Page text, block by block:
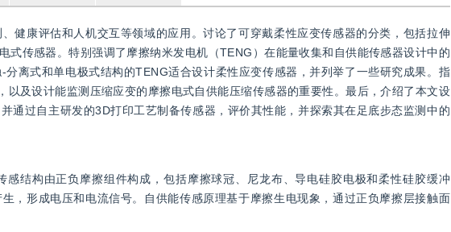
健康评估和人机交互等领域的应用。讨论了可穿戴柔性应变传感器的分类，包括拉伸
式传感器。特别强调了摩擦纳米发电机（TENG）在能量收集和自供能传感器设计中的
离式和单电极式结构的TENG适合设计柔性应变传感器，并列举了一些研究成果。指
及设计能监测压缩应变的摩擦电式自供能压缩传感器的重要性。最后，介绍了本文设
通过自主研发的3D打印工艺制备传感器，评价其性能，并探索其在足底步态监测中的
结构由正负摩擦组件构成，包括摩擦球冠、尼龙布、导电硅胶电极和柔性硅胶缓冲
，形成电压和电流信号。自供能传感原理基于摩擦生电现象，通过正负摩擦层接触面